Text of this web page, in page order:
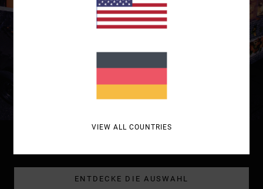
ENTDECKE DIE AUSWAHL
VIEW ALL COUNTRIES